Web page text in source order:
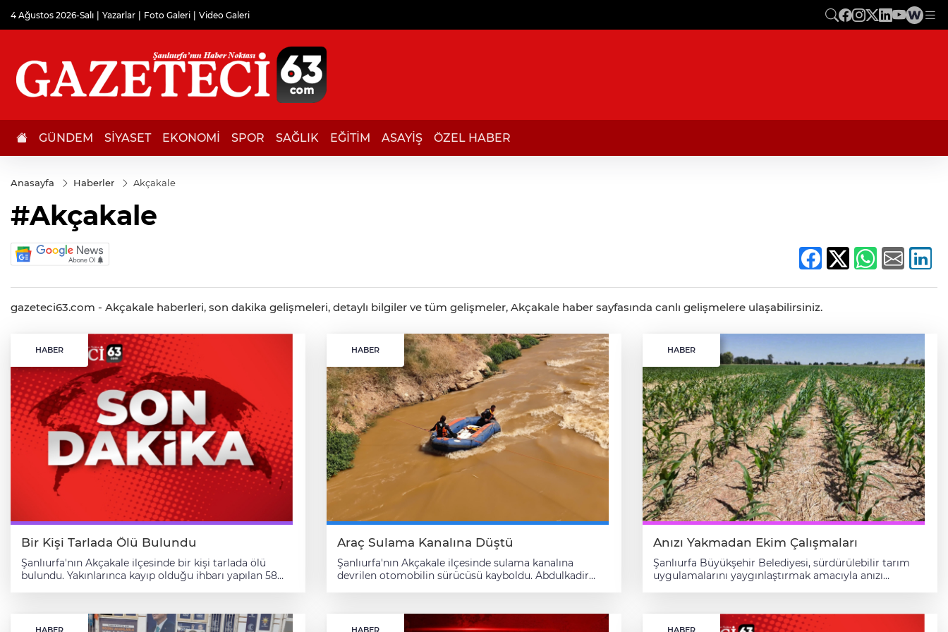
4 Ağustos 2026-Salı Yazarlar Foto Galeri Video Galeri
GÜNDEM SİYASET EKONOMİ SPOR SAĞLIK EĞİTİM ASAYİŞ ÖZEL HABER
Anasayfa Haberler Akçakale
#Akçakale
gazeteci63.com - Akçakale haberleri, son dakika gelişmeleri, detaylı bilgiler ve tüm gelişmeler, Akçakale haber sayfasında canlı gelişmelere ulaşabilirsiniz.
HABER
Bir Kişi Tarlada Ölü Bulundu
Şanlıurfa'nın Akçakale ilçesinde bir kişi tarlada ölü
bulundu. Yakınlarınca kayıp olduğu ihbarı yapılan 58
yakınlarındaki bir tarlada Türkmen'in cansız bedeni
bulundu. Türkmen'in cesedi, olay yerindeki incelemenin
HABER
Araç Sulama Kanalına Düştü
Şanlıurfa'nın Akçakale ilçesinde sulama kanalına
devrilen otomobilin sürücüsü kayboldu. Abdulkadir
kanalına devrildi. Çevredekilerin ihbarı üzerine bölgeye
AFAD, jandarma ve dalgıç ekipleri sevk edildi. Bölgede
HABER
Anızı Yakmadan Ekim Çalışmaları
Şanlıurfa Büyükşehir Belediyesi, sürdürülebilir tarım
uygulamalarını yaygınlaştırmak amacıyla anızı
birliğiyle yürütülen proje kapsamında, toprağı koruyan
ve üretim maliyetlerini düşüren doğrudan ekim